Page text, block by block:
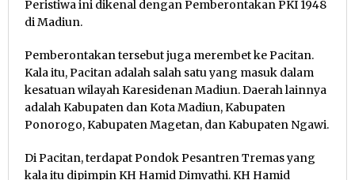
Peristiwa ini dikenal dengan Pemberontakan PKI 1948
di Madiun.
Pemberontakan tersebut juga merembet ke Pacitan.
Kala itu, Pacitan adalah salah satu yang masuk dalam
kesatuan wilayah Karesidenan Madiun. Daerah lainnya
adalah Kabupaten dan Kota Madiun, Kabupaten
Ponorogo, Kabupaten Magetan, dan Kabupaten Ngawi.
Di Pacitan, terdapat Pondok Pesantren Tremas yang
kala itu dipimpin KH Hamid Dimyathi. KH Hamid